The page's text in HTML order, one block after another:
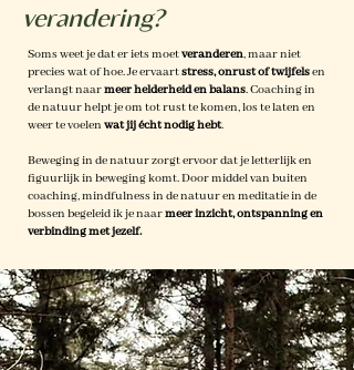
verandering?
Soms weet je dat er iets moetveranderen, maar niet
precies wat of hoe. Je ervaartstress, onrust of twijfelsen
verlangt naarmeer helderheid en balans. Coaching in
de natuur helpt je om tot rust te komen, los te laten en
weer te voelen wat jij écht nodig hebt.
Beweging in de natuur zorgt ervoor dat je letterlijk en
figuurlijk in beweging komt. Door middel van buiten
coaching, mindfulness in de natuur en meditatie in de
bossen begeleid ik je naarmeer inzicht, ontspanning en
verbinding met jezelf.